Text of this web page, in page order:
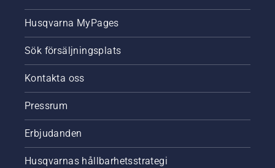
Husqvarna MyPages
Sök försäljningsplats
Kontakta oss
Pressrum
Erbjudanden
Husqvarnas hållbarhetsstrategi